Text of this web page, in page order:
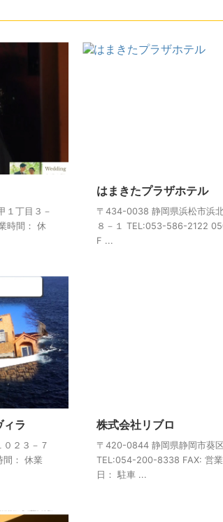
１丁目３－
時間： 休
はまきたプラザホテル
〒434-0038 静岡県浜松市浜
８－１ TEL:053-586-2122
F ...
ラ
２３－７
： 休業
株式会社リブロ
〒420-0844 静岡県静岡市葵
TEL:054-200-8338 FAX: 営
日： 駐車 ...